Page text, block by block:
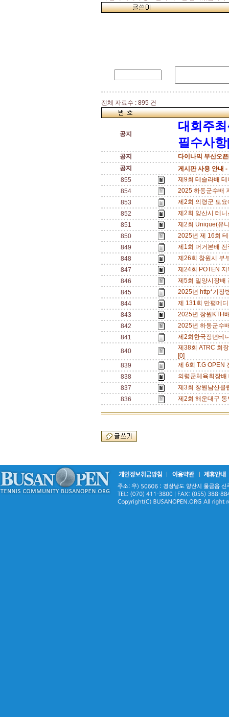
전체 자료수 : 895 건
공지
대회주
필수사
공지
다이나믹 부산오
공지
게시판 사용 안내 -
855
제9회 테슬라배
854
2025 하동군수배
853
제2회 의령군 토
852
제2회 양산시 테
851
제2회 Unique(유
850
2025년 제 16회
849
제1회 머거본배
848
제26회 창원시 부
847
제24회 POTEN
846
제5회 밀양시장배
845
2025년 http*기장
844
제 131회 만평메
843
2025년 창원KTH
842
2025년 하동군수
841
제2회한국장년테
840
제38회 ATRC 회
[0]
839
제 6회 T.G OPEN
838
의령군체육회장
837
제3회 창원남산클
836
제2회 해운대구